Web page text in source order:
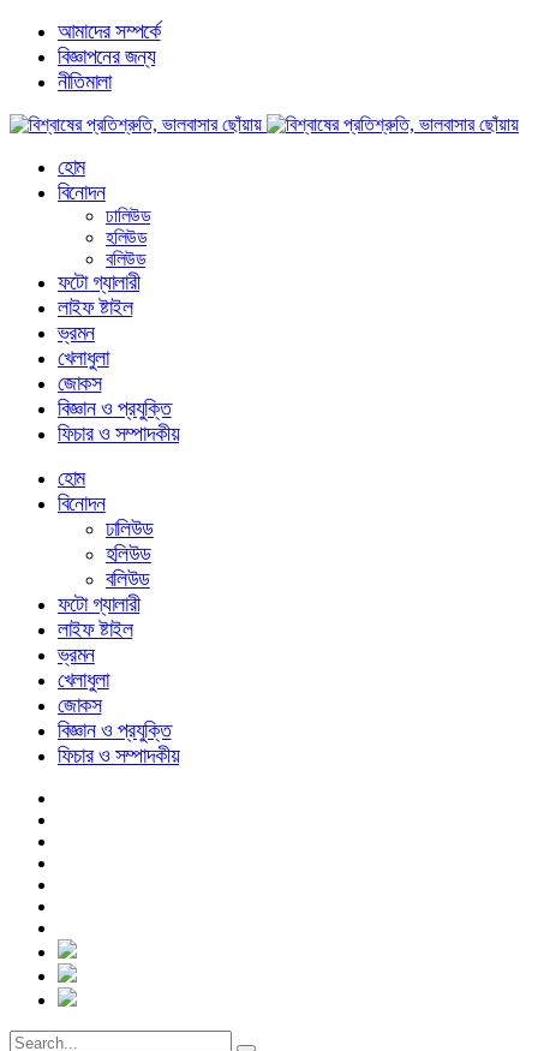
আমাদের সম্পর্কে
বিজ্ঞাপনের জন্য
নীতিমালা
হোম
বিনোদন
ঢালিউড
হলিউড
বলিউড
ফটো গ্যালারী
লাইফ ষ্টাইল
ভ্রমন
খেলাধুলা
জোকস
বিজ্ঞান ও প্রযুক্তি
ফিচার ও সম্পাদকীয়
হোম
বিনোদন
ঢালিউড
হলিউড
বলিউড
ফটো গ্যালারী
লাইফ ষ্টাইল
ভ্রমন
খেলাধুলা
জোকস
বিজ্ঞান ও প্রযুক্তি
ফিচার ও সম্পাদকীয়